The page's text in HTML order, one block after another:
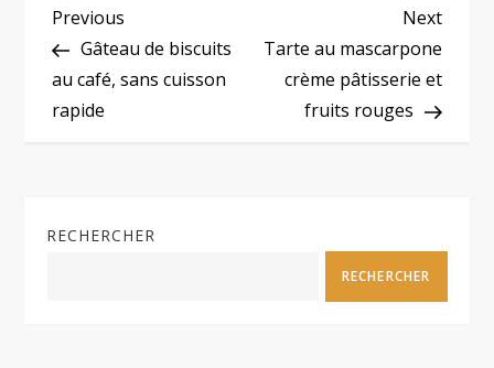
N
a
v
g
Previous
Post
Previous
Gâteau de biscuits
au café, sans cuisson
rapide
Next
Post
Next
Tarte au mascarpone
crème pâtisserie et
fruits rouges
RECHERCHER
RECHERCHER